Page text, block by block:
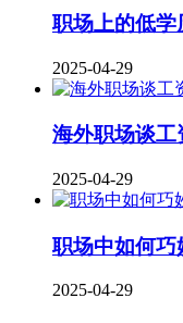
职场上的低
2025-04-29
海外职场谈工
2025-04-29
职场中如何巧
2025-04-29